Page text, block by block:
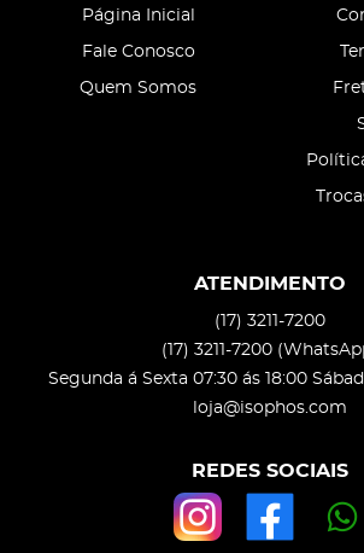
Página Inicial
Fale Conosco
Quem Somos
ATENDIMENTO
(17) 3211-7200
(17) 3211-7200
Segunda á Sexta 07:30 ás 18:00
loja@isophos.com
REDES SOCIAIS